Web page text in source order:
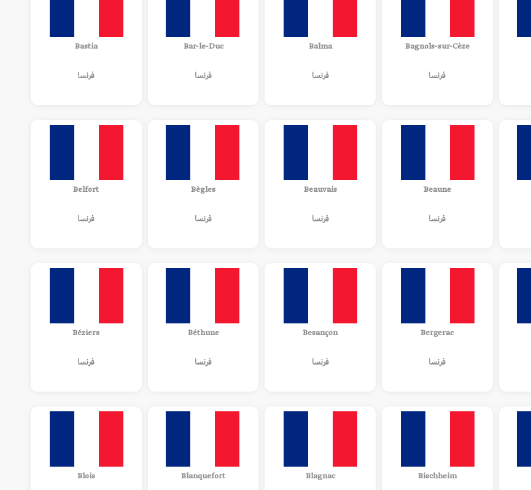
Bagnols-sur-Cèze
فرنسا
Balma
فرنسا
Bar-le-Duc
فرنسا
Bastia
فرنسا
Beaune
فرنسا
Beauvais
فرنسا
Bègles
فرنسا
Belfort
فرنسا
Bergerac
فرنسا
Besançon
فرنسا
Béthune
فرنسا
Béziers
فرنسا
Bischheim
Blagnac
Blanquefort
Blois